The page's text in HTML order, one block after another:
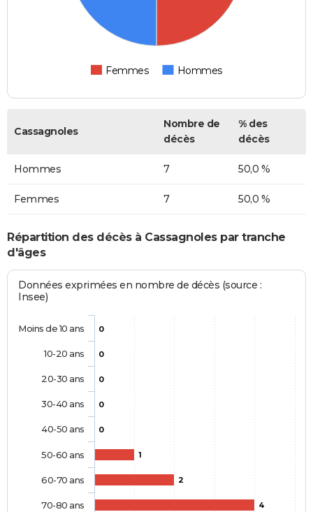
Femmes Hommes
Cassagnoles
Nombre de
décès
% des
décès
Hommes 7 50,0 %
Femmes 7 50,0 %
Répartition des décès à Cassagnoles par tranche
d'âges
Données exprimées en nombre de décès (source :
Insee)
0
0
0
0
0
1
2
4
Moins de 10 ans
10-20 ans
20-30 ans
30-40 ans
40-50 ans
50-60 ans
60-70 ans
70-80 ans